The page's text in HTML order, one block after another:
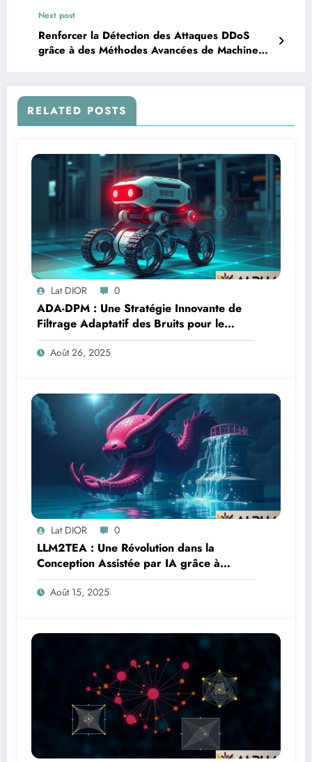
Next post
Renforcer la Détection des Attaques DDoS
grâce à des Méthodes Avancées de Machine
RELATED POSTS
Lat DIOR 0
ADA-DPM : Une Stratégie Innovante de
Filtrage Adaptatif des Bruits pour le
SLAM
Août 26, 2025
Lat DIOR 0
LLM2TEA : Une Révolution dans la
Conception Assistée par IA grâce à
Évolution Multitâche
Août 15, 2025